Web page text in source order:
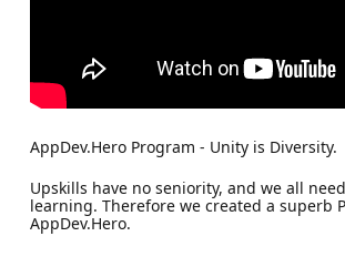
AppDev.Hero Program - Unity is Diversity.
Upskills have no seniority, and we all
learning. Therefore we created a superb
AppDev.Hero.